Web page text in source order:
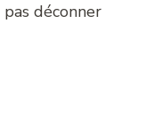
déconner